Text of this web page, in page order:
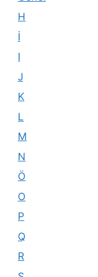
H
İ
I
J
K
L
M
N
Ö
O
P
Q
R